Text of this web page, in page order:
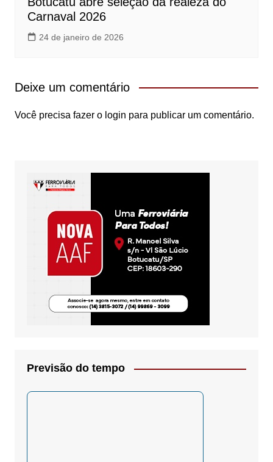
Carnaval 2026
24 de janeiro de 2026
Deixe um comentário
Você precisa fazer o login para publicar um comentário.
Previsão do tempo